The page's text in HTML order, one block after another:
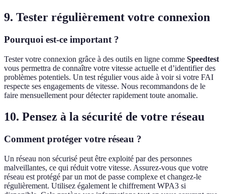
9. Tester régulièrement votre connexion
Pourquoi est-ce important ?
Tester votre connexion grâce à des outils en ligne comme Speedtest
vous permettra de connaître votre vitesse actuelle et d’identifier des
problèmes potentiels. Un test régulier vous aide à voir si votre FAI
respecte ses engagements de vitesse. Nous recommandons de le
faire mensuellement pour détecter rapidement toute anomalie.
10. Pensez à la sécurité de votre réseau
Comment protéger votre réseau ?
Un réseau non sécurisé peut être exploité par des personnes
malveillantes, ce qui réduit votre vitesse. Assurez-vous que votre
réseau est protégé par un mot de passe complexe et changez-le
régulièrement. Utilisez également le chiffrement WPA3 si